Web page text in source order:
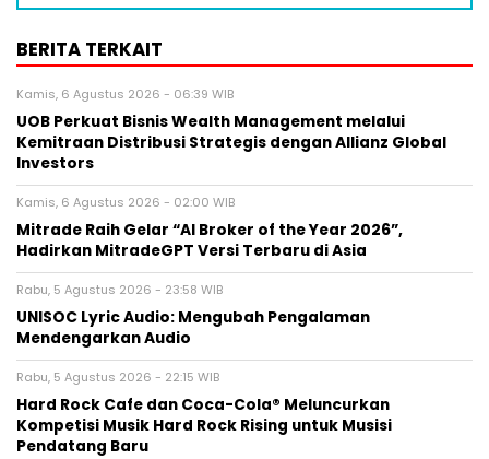
BERITA TERKAIT
Kamis, 6 Agustus 2026 - 06:39 WIB
UOB Perkuat Bisnis Wealth Management melalui
Kemitraan Distribusi Strategis dengan Allianz Global
Investors
Kamis, 6 Agustus 2026 - 02:00 WIB
Mitrade Raih Gelar “AI Broker of the Year 2026”,
Hadirkan MitradeGPT Versi Terbaru di Asia
Rabu, 5 Agustus 2026 - 23:58 WIB
UNISOC Lyric Audio: Mengubah Pengalaman
Mendengarkan Audio
Rabu, 5 Agustus 2026 - 22:15 WIB
Hard Rock Cafe dan Coca-Cola® Meluncurkan
Kompetisi Musik Hard Rock Rising untuk Musisi
Pendatang Baru